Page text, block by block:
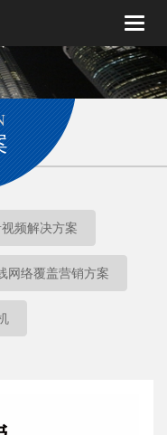
Toggle
频解决方案
网络覆盖营销方案